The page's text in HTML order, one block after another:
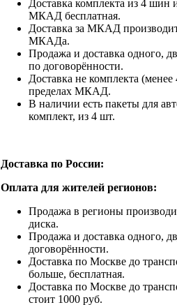
Доставка комплекта из 4 шин
МКАД бесплатная.
Доставка за МКАД
МКАДа.
Продажа и доставка одного,
по договорённости.
Доставка не комплекта
пределах МКАД.
В наличии есть пакеты для
комплект, из 4 шт.
Доставка по России:
Оплата для жителей регионов:
Продажа в регионы
диска.
Продажа и доставка одного,
договорённости.
Доставка по Москве до
больше, бесплатная.
Доставка по Москве до
стоит 1000 руб.